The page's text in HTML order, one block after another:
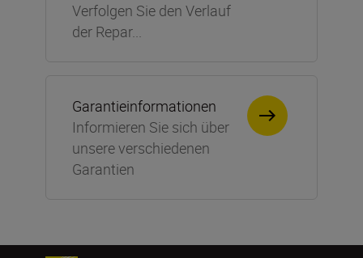
Verfolgen Sie den Verlauf
der Repar...
Garantieinformationen
Informieren Sie sich über
unsere verschiedenen
Garantien